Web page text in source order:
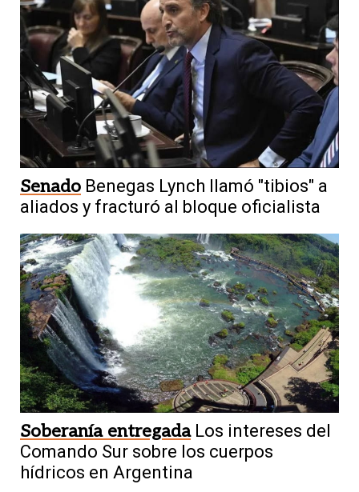
Senado Benegas Lynch llamó "tibios" a
aliados y fracturó al bloque oficialista
Soberanía entregada Los intereses del
Comando Sur sobre los cuerpos
hídricos en Argentina